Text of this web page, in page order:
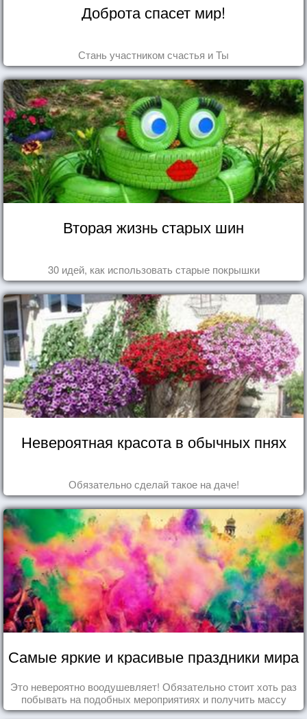
Доброта спасет мир!
Стань участником счастья и Ты
Вторая жизнь старых шин
30 идей, как использовать старые покрышки
Невероятная красота в обычных пнях
Обязательно сделай такое на даче!
Самые яркие и красивые праздники мира
Это невероятно воодушевляет! Обязательно стоит хоть раз
побывать на подобных мероприятиях и получить массу
впечатлений!